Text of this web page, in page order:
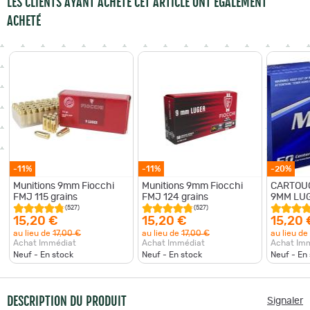
ACHETÉ
-11%
Munitions 9mm Fiocchi
FMJ 115 grains
(527)
15,20 €
au lieu de 17,00 €
Achat Immédiat
Neuf - En stock
-11%
Munitions 9mm Fiocchi
FMJ 124 grains
(527)
15,20 €
au lieu de 17,00 €
Achat Immédiat
Neuf - En stock
-20%
9MM
15,20
au lieu de
Achat
Neuf - En
DESCRIPTION DU PRODUIT Signaler